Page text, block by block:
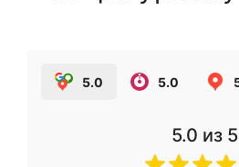
5.0 5.0
5.0 из 5